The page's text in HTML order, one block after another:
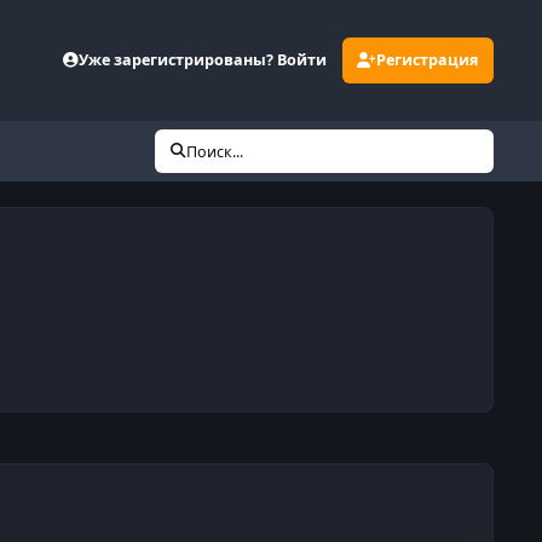
Уже зарегистрированы? Войти Регистрация
Поиск...